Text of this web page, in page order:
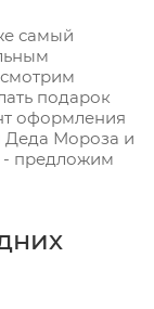
самый
подарок
оформления
Деда Мороза и
- предложим